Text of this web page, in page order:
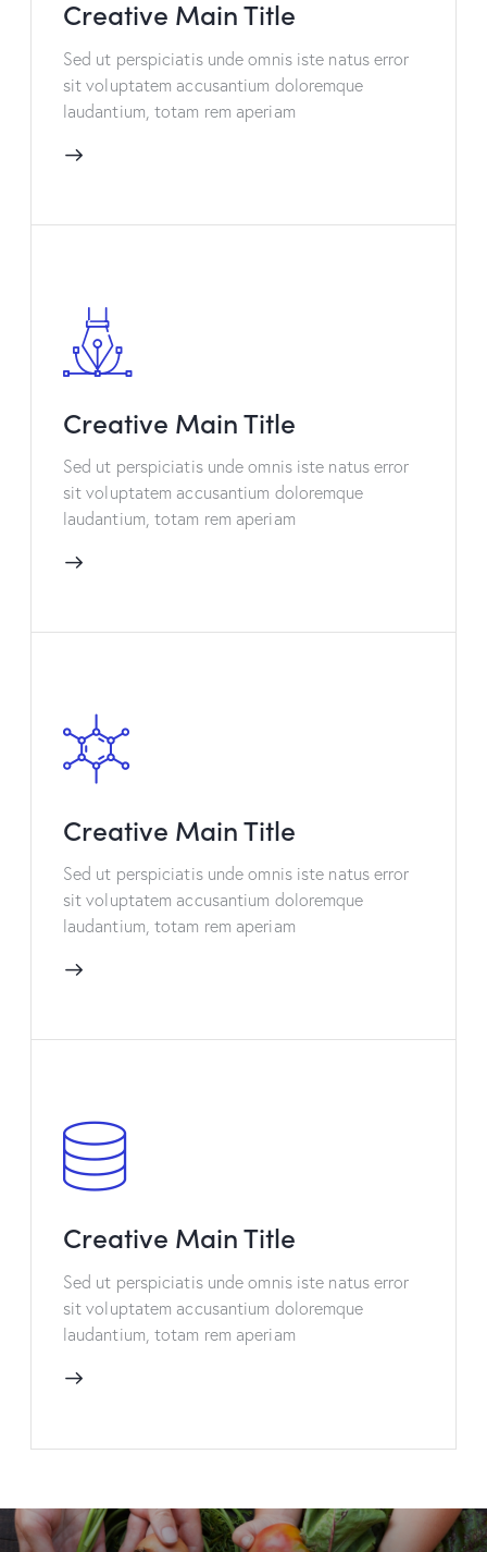
Creative Main Title
Sed ut perspiciatis unde omnis iste natus error
sit voluptatem accusantium doloremque
laudantium, totam rem aperiam
Creative Main Title
Sed ut perspiciatis unde omnis iste natus error
sit voluptatem accusantium doloremque
laudantium, totam rem aperiam
Creative Main Title
Sed ut perspiciatis unde omnis iste natus error
sit voluptatem accusantium doloremque
laudantium, totam rem aperiam
Creative Main Title
Sed ut perspiciatis unde omnis iste natus error
sit voluptatem accusantium doloremque
laudantium, totam rem aperiam